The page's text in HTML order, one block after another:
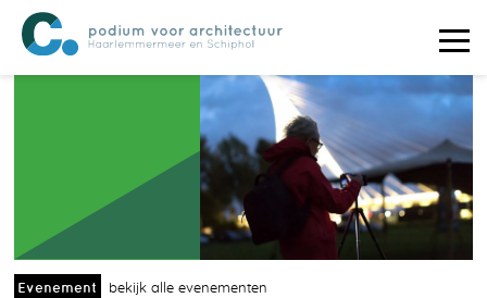
Evenement bekijk alle evenementen